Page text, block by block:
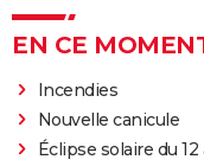
EN CE
Incendies
Nouvelle canicule
Éclipse solaire du